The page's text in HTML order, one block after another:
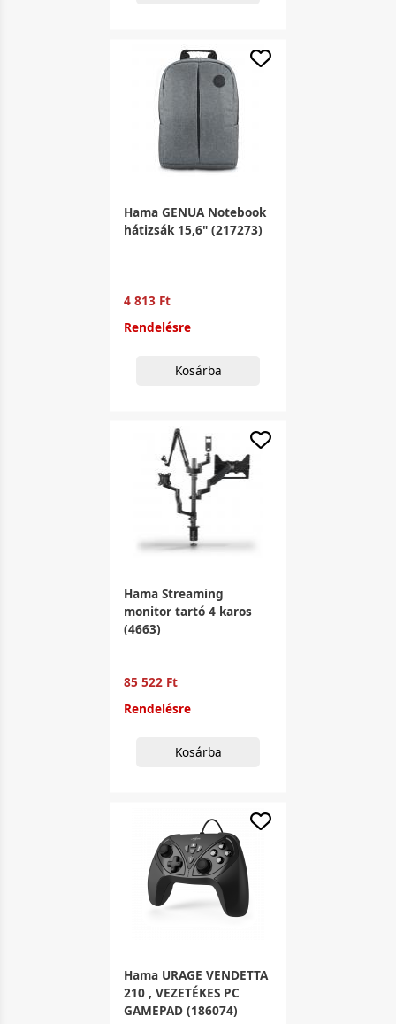
Hama GENUA Notebook
hátizsák 15,6" (217273)
4 813 Ft
Rendelésre
Kosárba
Hama Streaming
monitor tartó 4 karos
(4663)
85 522 Ft
Rendelésre
Kosárba
Hama URAGE VENDETTA
210 , VEZETÉKES PC
GAMEPAD (186074)